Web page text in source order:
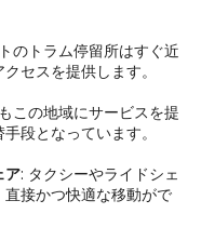
のトラム停留所はすぐ近
セスを提供します。
この地域にサービスを提
段となっています。
ア: タクシーやライドシェ
接かつ快適な移動がで